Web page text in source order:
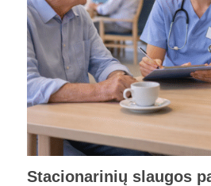
Stacionarinių slaugos